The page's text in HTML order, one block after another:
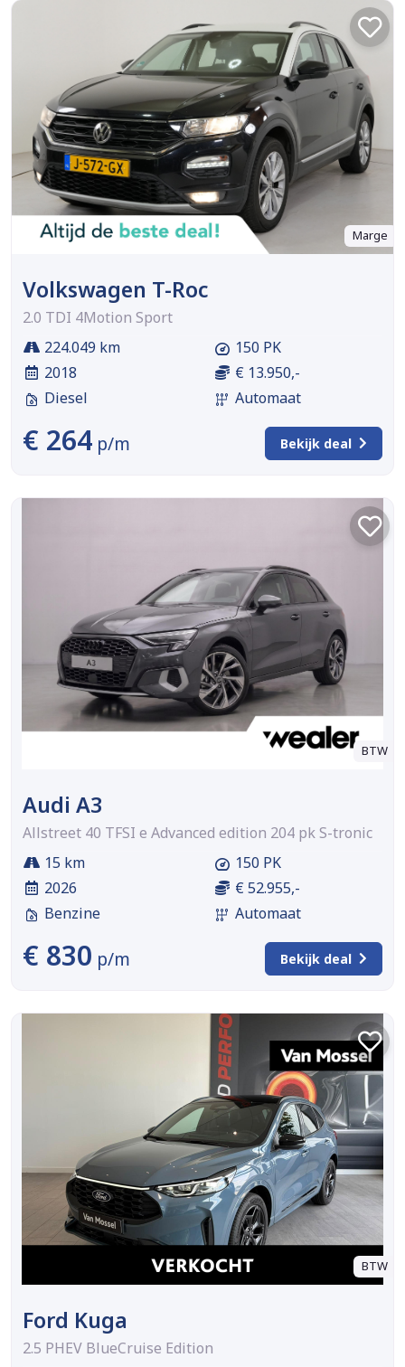
Marge
Volkswagen T-Roc
2.0 TDI 4Motion Sport
224.049 km
2018
Diesel
150 PK
€ 13.950,-
Automaat
€ 264 p/m Bekijk deal
BTW
Audi A3
Allstreet 40 TFSI e Advanced edition 204 pk S-tronic
15 km
2026
Benzine
150 PK
€ 52.955,-
Automaat
€ 830 p/m Bekijk deal
BTW
Ford Kuga
2.5 PHEV BlueCruise Edition